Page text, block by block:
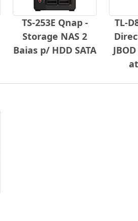
TS-253E Qnap -
Storage NAS 2
Baias p/ HDD SATA
TL-